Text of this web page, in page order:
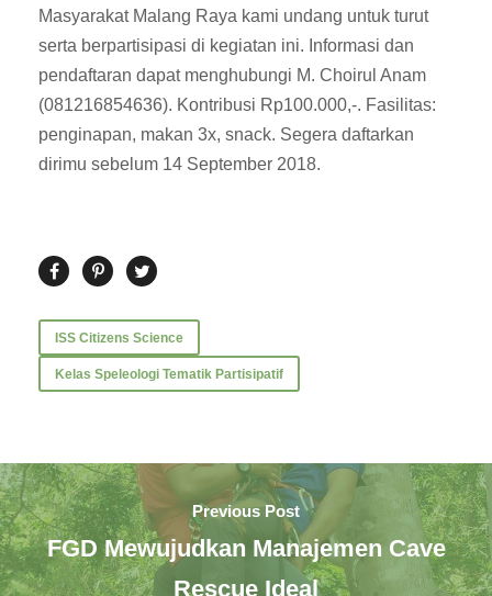
Masyarakat Malang Raya kami undang untuk turut
serta berpartisipasi di kegiatan ini. Informasi dan
pendaftaran dapat menghubungi M. Choirul Anam
(081216854636). Kontribusi Rp100.000,-. Fasilitas:
penginapan, makan 3x, snack. Segera daftarkan
dirimu sebelum 14 September 2018.
ISS Citizens Science
Kelas Speleologi Tematik Partisipatif
Previous Post
FGD Mewujudkan Manajemen Cave
Rescue Ideal